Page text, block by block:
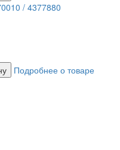
/ 4377880
Подробнее о товаре